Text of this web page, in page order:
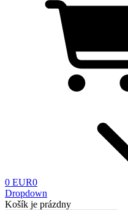
0 EUR0
Dropdown
Košík je prázdny